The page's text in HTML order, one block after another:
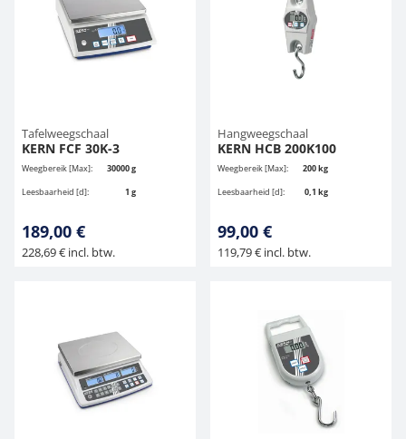
Tafelweegschaal
KERN FCF 30K-3
Weegbereik [Max]:
30000 g
Leesbaarheid [d]:
1 g
189,00 €
228,69 € incl. btw.
Hangweegschaal
KERN HCB 200K100
Weegbereik [Max]:
200 kg
Leesbaarheid [d]:
0,1 kg
99,00 €
119,79 € incl. btw.
Hangende weegschalen
Bankweegschaal
Orgelschalen
Spannings- en compressiebelastingcellen
Videomicroscopen
Microscoop camera's
Accessoires
Toepassingen voor experts
Newton-gewichten
Geluidsniveaumeter
Accessoires